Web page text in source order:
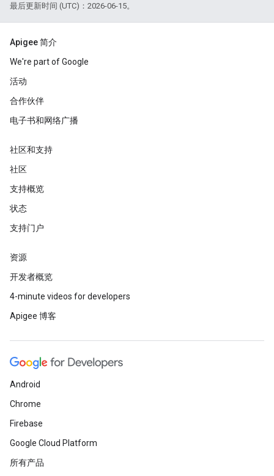
最后更新时间 (UTC)：2026-06-15。
Apigee 简介
We're part of Google
活动
合作伙伴
电子书和网络广播
社区和支持
社区
支持概览
状态
支持门户
资源
开发者概览
4-minute videos for developers
Apigee 博客
Android
Chrome
Firebase
Google Cloud Platform
所有产品